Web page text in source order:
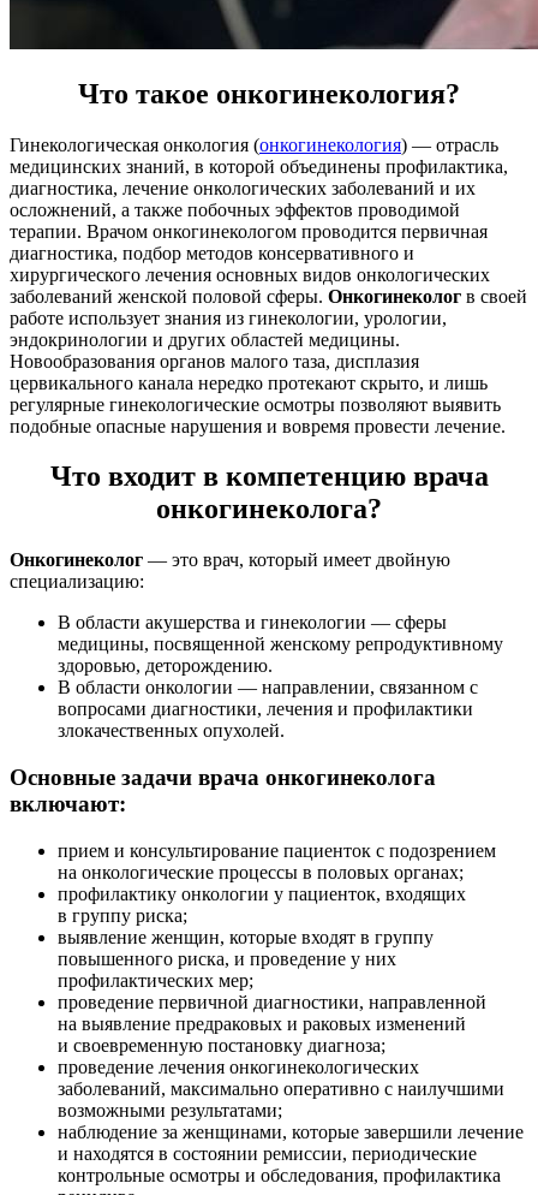
Что такое онкогинекология?
Гинекологическая онкология (онкогинекология) — отрасль
медицинских знаний, в которой объединены профилактика,
диагностика, лечение онкологических заболеваний и их
осложнений, а также побочных эффектов проводимой
терапии. Врачом онкогинекологом проводится первичная
диагностика, подбор методов консервативного и
хирургического лечения основных видов онкологических
заболеваний женской половой сферы. Онкогинеколог в своей
работе использует знания из гинекологии, урологии,
эндокринологии и других областей медицины.
Новообразования органов малого таза, дисплазия
цервикального канала нередко протекают скрыто, и лишь
регулярные гинекологические осмотры позволяют выявить
подобные опасные нарушения и вовремя провести лечение.
Что входит в компетенцию врача
онкогинеколога?
Онкогинеколог — это врач, который имеет двойную
специализацию:
В области акушерства и гинекологии — сферы
медицины, посвященной женскому репродуктивному
здоровью, деторождению.
В области онкологии — направлении, связанном с
вопросами диагностики, лечения и профилактики
злокачественных опухолей.
Основные задачи врача онкогинеколога
включают:
прием и консультирование пациенток с подозрением
на онкологические процессы в половых органах;
профилактику онкологии у пациенток, входящих
в группу риска;
выявление женщин, которые входят в группу
повышенного риска, и проведение у них
профилактических мер;
проведение первичной диагностики, направленной
на выявление предраковых и раковых изменений
и своевременную постановку диагноза;
проведение лечения онкогинекологических
заболеваний, максимально оперативно с наилучшими
возможными результатами;
наблюдение за женщинами, которые завершили лечение
и находятся в состоянии ремиссии, периодические
контрольные осмотры и обследования, профилактика